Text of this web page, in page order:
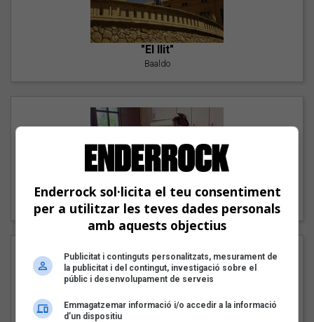
"El llit"
Baaldo
"Lo bueno y lo malo"
Carmen y María
Enderrock sol·licita el teu consentiment
per a utilitzar les teves dades personals
amb aquests objectius
Publicitat i continguts personalitzats, mesurament de
la publicitat i del contingut, investigació sobre el
públic i desenvolupament de serveis
Emmagatzemar informació i/o accedir a la informació
d’un dispositiu